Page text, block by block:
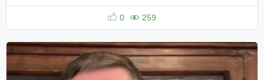
0 259